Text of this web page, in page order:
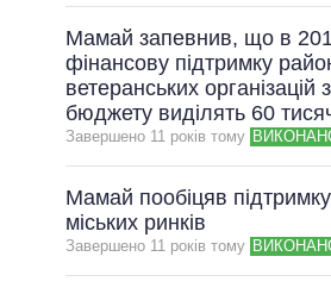
Мамай запевнив, що в
фінансову підтримку
ветеранських організацій
бюджету виділять 60
Завершено 11 рокiв тому
Мамай пообіцяв підтримку
міських ринків
Завершено 11 рокiв тому